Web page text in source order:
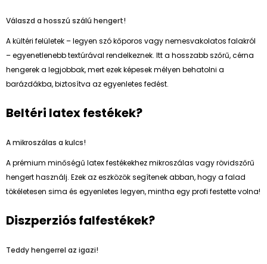
Válaszd a hosszú szálú hengert!
A kültéri felületek – legyen szó kőporos vagy nemesvakolatos falakról
– egyenetlenebb textúrával rendelkeznek. Itt a hosszabb szőrű, cérna
hengerek a legjobbak, mert ezek képesek mélyen behatolni a
barázdákba, biztosítva az egyenletes fedést.
Beltéri latex festékek?
A mikroszálas a kulcs!
A prémium minőségű latex festékekhez mikroszálas vagy rövidszőrű
hengert használj. Ezek az eszközök segítenek abban, hogy a falad
tökéletesen sima és egyenletes legyen, mintha egy profi festette volna!
Diszperziós falfestékek?
Teddy hengerrel az igazi!